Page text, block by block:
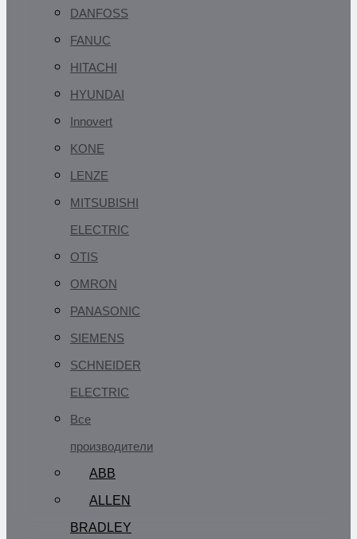
DANFOSS
FANUC
HITACHI
HYUNDAI
Innovert
KONE
LENZE
MITSUBISHI
ELECTRIC
OTIS
OMRON
PANASONIC
SIEMENS
SCHNEIDER
ELECTRIC
Все
производители
ABB
ALLEN
BRADLEY